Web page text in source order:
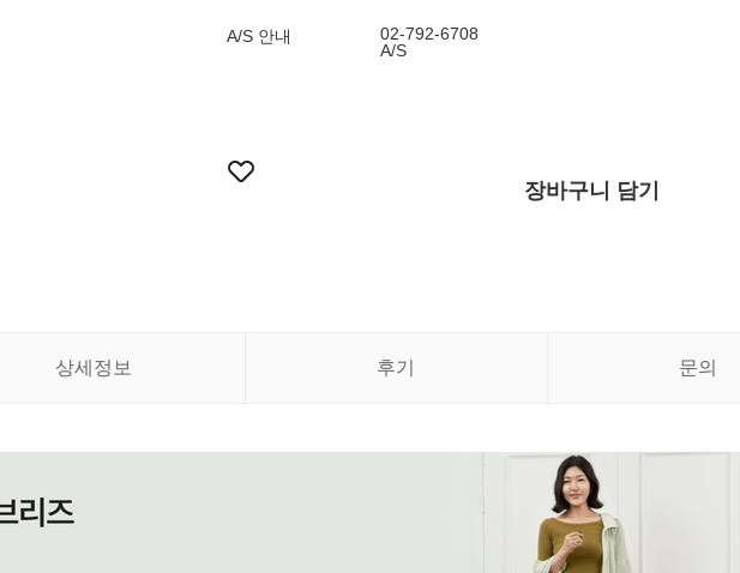
A/S 안내
02-792-6708
A/S
장바구니 담기
상세정보 후기 문의